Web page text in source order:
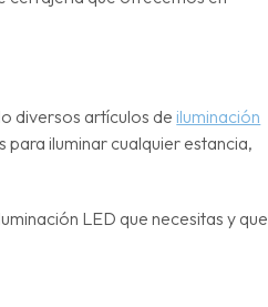
diversos artículos de iluminación
iluminar cualquier estancia,
LED que necesitas y que